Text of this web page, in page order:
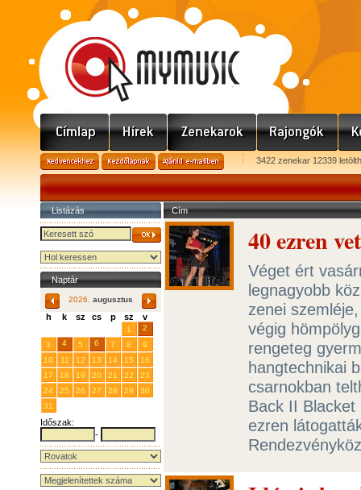
3422 zenekar 12339
Listázás
Naptár
2026. augusztus
h k sz cs p sz v
1
2
3
4 5 6 7 8
9
10
11 12 13 14 15
16
17
18 19 20 21 22
23
24
25 26 27 28 29
30
31
Időszak:
-
Cím
40 ezren
Véget ért
legnagyobb
zenei
végig
rengeteg
hangtechnikai
csarnokban
Back II Blacket
ezren